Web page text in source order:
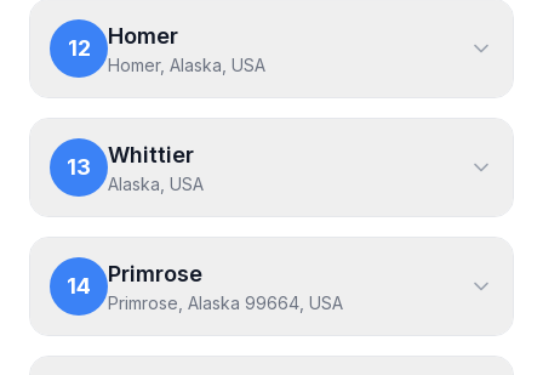
12 Homer
Homer, Alaska, USA
13 Whittier
Alaska, USA
14 Primrose
Primrose, Alaska 99664, USA